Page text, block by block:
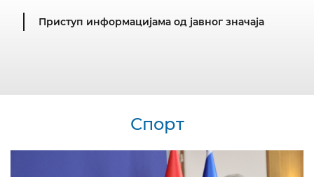
Приступ информацијама од јавног значаја
Спорт